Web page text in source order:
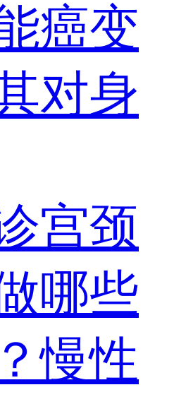
癌变
对身
宫颈
哪些
慢性